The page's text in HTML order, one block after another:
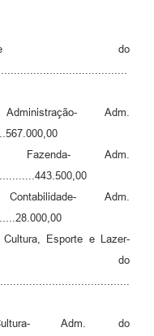
do
Adm.
Fazenda- Adm.
Adm.
Esporte e Lazer-
do
Adm. do